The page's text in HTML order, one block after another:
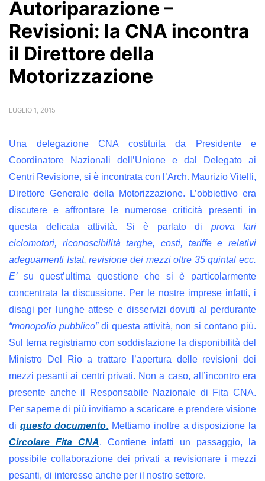
Autoriparazione –
Revisioni: la CNA incontra
il Direttore della
Motorizzazione
LUGLIO 1, 2015
Una delegazione CNA costituita da Presidente e
Coordinatore Nazionali dell’Unione e dal Delegato ai
Centri Revisione, si è incontrata con l’Arch. Maurizio Vitelli,
Direttore Generale della Motorizzazione. L’obbiettivo era
discutere e affrontare le numerose criticità presenti in
questa delicata attività. Si è parlato di prova fari
ciclomotori, riconoscibilità targhe, costi, tariffe e relativi
adeguamenti Istat, revisione dei mezzi oltre 35 quintal ecc.
E’ su quest’ultima questione che si è particolarmente
concentrata la discussione. Per le nostre imprese infatti, i
disagi per lunghe attese e disservizi dovuti al perdurante
“monopolio pubblico”di questa attività, non si contano più.
Sul tema registriamo con soddisfazione la disponibilità del
Ministro Del Rio a trattare l’apertura delle revisioni dei
mezzi pesanti ai centri privati. Non a caso, all’incontro era
presente anche il Responsabile Nazionale di Fita CNA.
Per saperne di più invitiamo a scaricare e prendere visione
di questo documento. Mettiamo inoltre a disposizione la
Circolare Fita CNA. Contiene infatti un passaggio, la
possibile collaborazione dei privati a revisionare i mezzi
pesanti, di interesse anche per il nostro settore.